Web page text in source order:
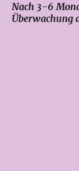
Nach 3-6
Überwachung